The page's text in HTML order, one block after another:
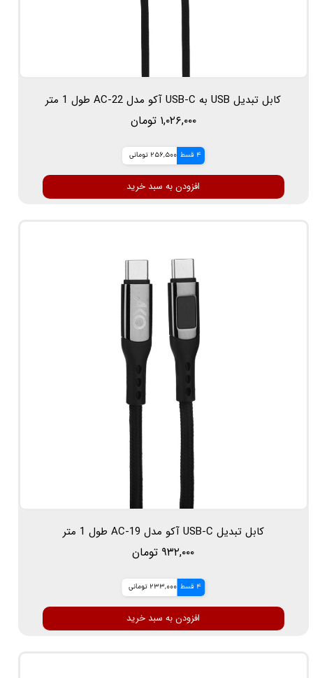
کابل تبدیل USB به USB-C آکو مدل AC-22 طول 1 متر
۱,۰۲۶,۰۰۰ تومان
4 قسط 256,500 تومانی
افزودن به سبد خرید
کابل تبدیل USB-C آکو مدل AC-19 طول 1 متر
۹۳۲,۰۰۰ تومان
4 قسط 233,000 تومانی
افزودن به سبد خرید